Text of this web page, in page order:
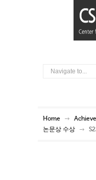
Home
논문상 수상